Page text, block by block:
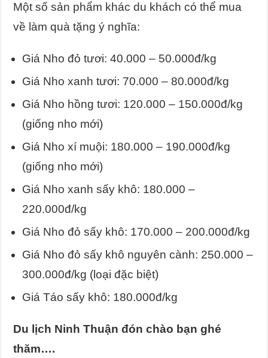
Một số sản phẩm khác du khách có thể mua
về làm quà tặng ý nghĩa:
Giá Nho đỏ tươi: 40.000 – 50.000đ/kg
Giá Nho xanh tươi: 70.000 – 80.000đ/kg
Giá Nho hồng tươi: 120.000 – 150.000đ/kg
(giống nho mới)
Giá Nho xí muội: 180.000 – 190.000đ/kg
(giống nho mới)
Giá Nho xanh sấy khô: 180.000 –
220.000đ/kg
Giá Nho đỏ sấy khô: 170.000 – 200.000đ/kg
Giá Nho đỏ sấy khô nguyên cành: 250.000 –
300.000đ/kg (loại đặc biệt)
Giá Táo sấy khô: 180.000đ/kg
Du lịch Ninh Thuận đón chào bạn ghé
thăm….